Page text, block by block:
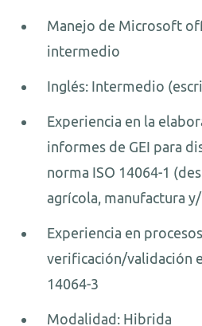
Manejo de Microsoft
intermedio
Inglés: Intermedio
Experiencia en la
informes de GEI para
norma ISO 14064-1
agrícola, manufactura
Experiencia en
verificación/validación
14064-3
Modalidad: Hibrida